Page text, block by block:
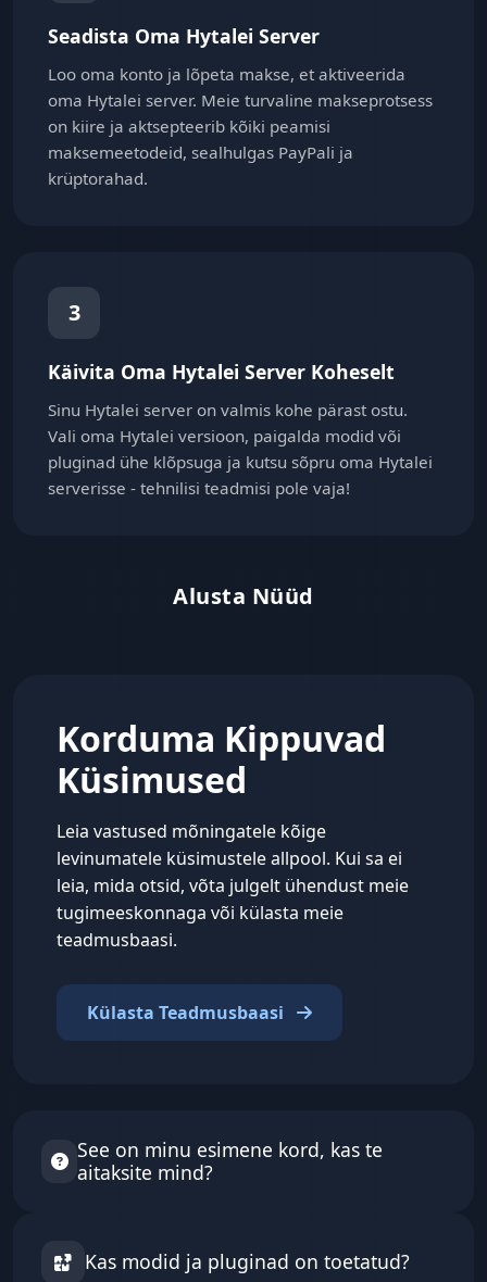
Seadista Oma Hytalei Server
Loo oma konto ja lõpeta makse, et aktiveerida
oma Hytalei server. Meie turvaline makseprotsess
on kiire ja aktsepteerib kõiki peamisi
maksemeetodeid, sealhulgas PayPali ja
krüptorahad.
3
Käivita Oma Hytalei Server Koheselt
Sinu Hytalei server on valmis kohe pärast ostu.
Vali oma Hytalei versioon, paigalda modid või
pluginad ühe klõpsuga ja kutsu sõpru oma Hytalei
serverisse - tehnilisi teadmisi pole vaja!
Alusta Nüüd
Korduma Kippuvad
Küsimused
Leia vastused mõningatele kõige
levinumatele küsimustele allpool. Kui sa ei
leia, mida otsid, võta julgelt ühendust meie
tugimeeskonnaga või külasta meie
teadmusbaasi.
Külasta Teadmusbaasi
See on minu esimene kord, kas te
aitaksite mind?
et sind aidata. Meie töölaud pakub ka
käepäraseid tööriistu serveri haldamiseks. Kui
Kas modid ja pluginad on toetatud?